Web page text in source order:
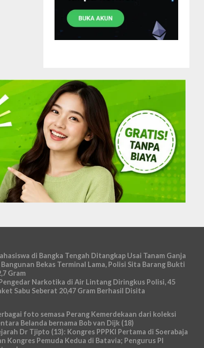
di Bangka Tengah Ditangkap Usai Tanam Ganja
Bekas Terminal Lama, Polisi Sita Barang Bukti
Gram
Narkotika di Air Lintang Diringkus Polisi, 45
Sabu Seberat 20,47 Gram Berhasil Disita
foto semasa Perang Kemerdekaan dari koleksi
Belanda bernama Bob van Dijk (18)
Dr Tjipto (13): Kongres PPPKI Pertama di Soerabaja
Kongres Pemuda Kedua di Batavia; Pengurus PI